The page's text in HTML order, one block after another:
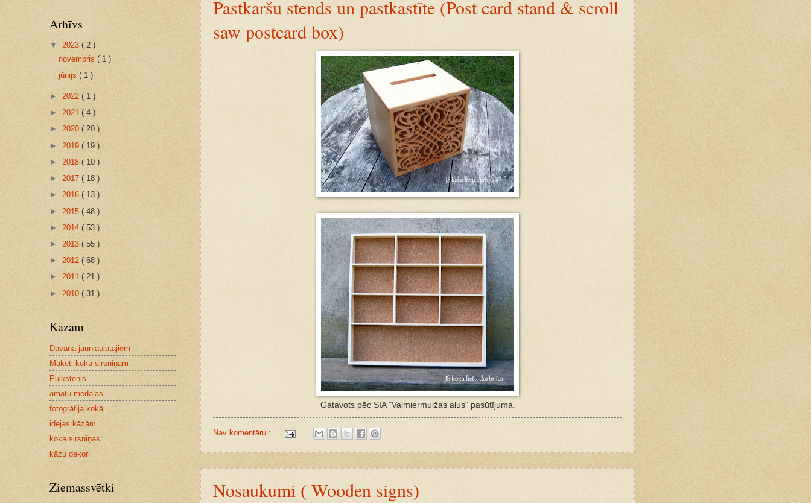
Pastkaršu stends un pastkastīte (Post card stand & scroll
saw postcard box)
Gatavots pēc SIA "Valmiermuižas alus" pasūtījuma.
Nav komentāru :
Nosaukumi ( Wooden signs)
Arhīvs
▼ 2023 ( 2 )
novembris( 1 )
jūnijs( 1 )
► 2022 ( 1 )
► 2021 ( 4 )
► 2020 ( 20 )
► 2019 ( 19 )
► 2018 ( 10 )
► 2017 ( 18 )
► 2016 ( 13 )
► 2015 ( 48 )
► 2014 ( 53 )
► 2013 ( 55 )
► 2012 ( 68 )
► 2011 ( 21 )
► 2010 ( 31 )
Kāzām
Dāvana jaunlaulātajiem
Maketi koka sirsniņām
Pulkstenis
amatu medaļas
fotogrāfija kokā
idejas kāzām
koka sirsniņas
kāzu dekori
Ziemassvētki